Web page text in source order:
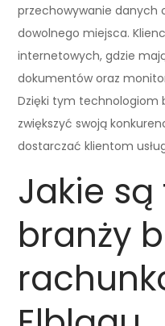
przechowywanie danych
dowolnego miejsca.
internetowych, gdzie
dokumentów oraz
Dzięki tym technologiom
zwiększyć swoją
dostarczać klientom
Jakie
branży